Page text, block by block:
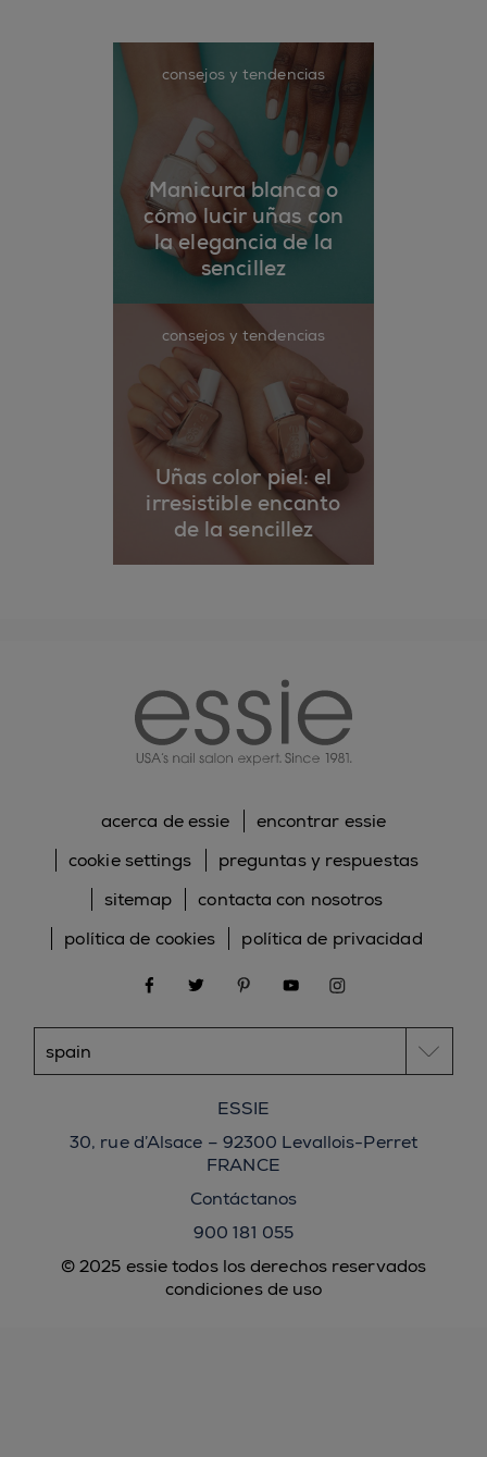
consejos y tendencias
Manicura blanca o
cómo lucir uñas con
la elegancia de la
sencillez
consejos y tendencias
Uñas color piel: el
irresistible encanto
de la sencillez
© 2025 essie todos los derechos reservados
condiciones de uso
acerca de essie
encontrar essie
cookie settings
preguntas y respuestas
sitemap
contacta con nosotros
política de cookies
política de privacidad
facebooktwitter pinterestyoutubeinstagram
ESSIE
30, rue d’Alsace – 92300 Levallois-Perret
FRANCE
Contáctanos
900 181 055